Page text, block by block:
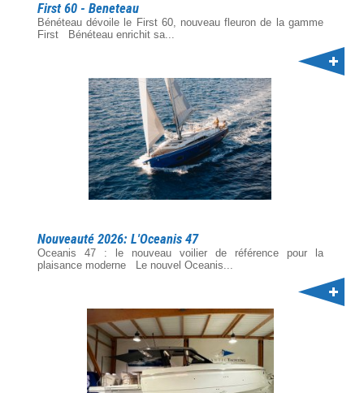
First 60 - Beneteau
Bénéteau dévoile le First 60, nouveau fleuron de la gamme
First Bénéteau enrichit sa...
Nouveauté 2026: L'Oceanis 47
Oceanis 47 : le nouveau voilier de référence pour la
plaisance moderne Le nouvel Oceanis...